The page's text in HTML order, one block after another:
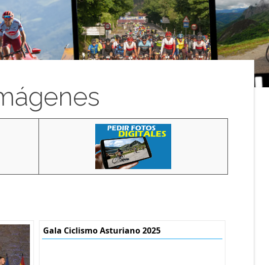
Gala Ciclismo Asturiano 2025